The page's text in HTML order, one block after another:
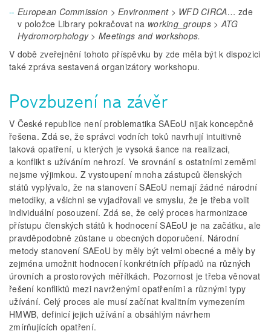
European Commission > Environment > WFD CIRCA… zde
v položce Library pokračovat na working_groups > ATG
Hydromorphology > Meetings and workshops.
V době zveřejnění tohoto příspěvku by zde měla být k dispozici
také zpráva sestavená organizátory workshopu.
Povzbuzení na závěr
V České republice není problematika SAEoU nijak koncepčně
řešena. Zdá se, že správci vodních toků navrhují intuitivně
taková opatření, u kterých je vysoká šance na realizaci,
a konflikt s užíváním nehrozí. Ve srovnání s ostatními zeměmi
nejsme výjimkou. Z vystoupení mnoha zástupců členských
států vyplývalo, že na stanovení SAEoU nemají žádné národní
metodiky, a všichni se vyjadřovali ve smyslu, že je třeba volit
individuální posouzení. Zdá se, že celý proces harmonizace
přístupu členských států k hodnocení SAEoU je na začátku, ale
pravděpodobně zůstane u obecných doporučení. Národní
metody stanovení SAEoU by měly být velmi obecné a měly by
zejména umožnit hodnocení konkrétních případů na různých
úrovních a prostorových měřítkách. Pozornost je třeba věnovat
řešení konfliktů mezi navrženými opatřeními a různými typy
užívání. Celý proces ale musí začínat kvalitním vymezením
HMWB, definicí jejich užívání a obsáhlým návrhem
zmírňujících opatření.